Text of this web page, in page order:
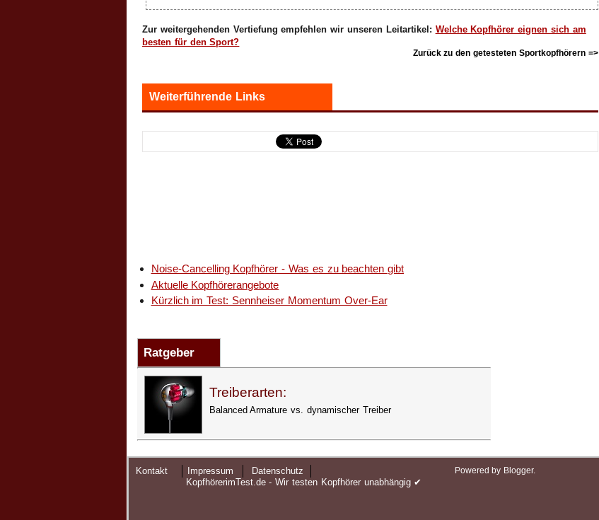
Zur weitergehenden Vertiefung empfehlen wir unseren Leitartikel: Welche Kopfhörer eignen sich am
besten für den Sport?
Zurück zu den getesteten Sportkopfhörern =>
Weiterführende Links
Noise-Cancelling Kopfhörer - Was es zu beachten gibt
Aktuelle Kopfhörerangebote
Kürzlich im Test: Sennheiser Momentum Over-Ear
Ratgeber
Treiberarten:
Balanced Armature vs. dynamischer Treiber
Kontakt Impressum Datenschutz Powered by Blogger.
KopfhörerimTest.de - Wir testen Kopfhörer unabhängig ✔